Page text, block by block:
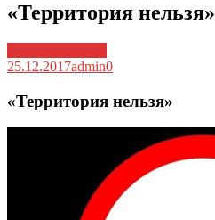
«Территория нельзя»
25.12.2017admin0
«Территория нельзя»